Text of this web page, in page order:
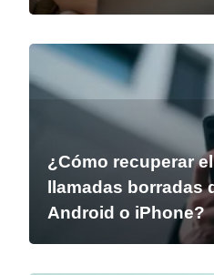
¿Cómo recuperar
llamadas borradas
Android o iPhone?